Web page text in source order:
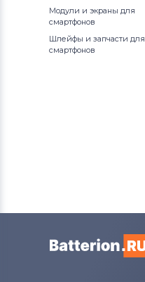
Модули и экраны для
смартфонов
Шлейфы и запчасти для
смартфонов